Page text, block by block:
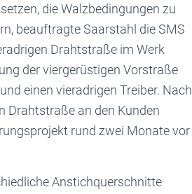
die Walzbedingungen zu
beauftragte Saarstahl die SMS
Drahtstraße im Werk
der viergerüstigen Vorstraße
einen vieradrigen Treiber. Nach
Drahtstraße an den Kunden
rund zwei Monate vor
Anstichquerschnitte